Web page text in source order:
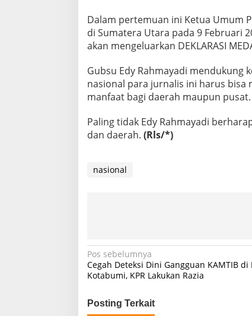
Dalam pertemuan ini Ketua Umum
di Sumatera Utara pada 9 Februari
akan mengeluarkan DEKLARASI
Gubsu Edy Rahmayadi mendukung
nasional para jurnalis ini harus bisa
manfaat bagi daerah maupun pusat.
Paling tidak Edy Rahmayadi
dan daerah. (Rls/*)
nasional
N
a
i
Pos sebelumnya
Cegah Deteksi Dini Gangguan KAMTIB di
Kotabumi, KPR Lakukan Razia
Posting Terkait